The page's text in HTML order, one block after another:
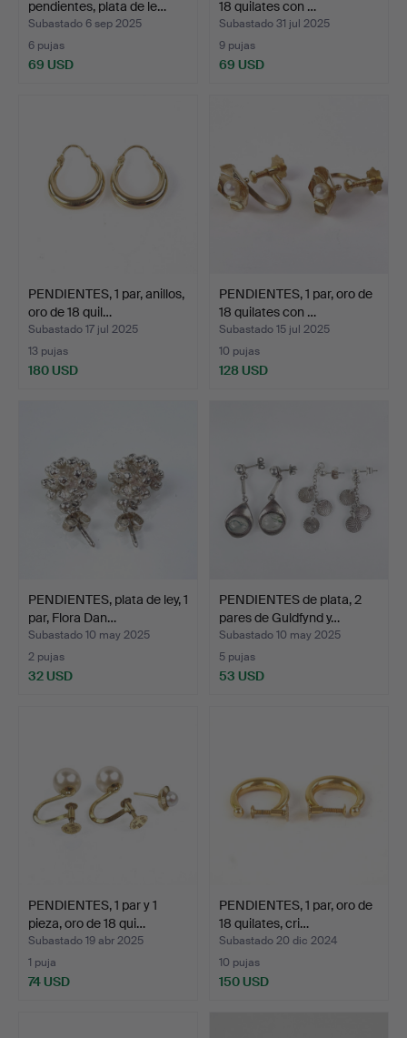
pendientes, plata de le…
Subastado 6 sep 2025
6 pujas
69 USD
18 quilates con …
Subastado 31 jul 2025
9 pujas
69 USD
PENDIENTES, 1 par, anillos,
oro de 18 quil…
Subastado 17 jul 2025
13 pujas
180 USD
PENDIENTES, 1 par, oro de
18 quilates con …
Subastado 15 jul 2025
10 pujas
128 USD
PENDIENTES, plata de ley, 1
par, Flora Dan…
Subastado 10 may 2025
2 pujas
32 USD
PENDIENTES de plata, 2
pares de Guldfynd y…
Subastado 10 may 2025
5 pujas
53 USD
PENDIENTES, 1 par y 1
pieza, oro de 18 qui…
Subastado 19 abr 2025
1 puja
74 USD
PENDIENTES, 1 par, oro de
18 quilates, cri…
Subastado 20 dic 2024
10 pujas
150 USD